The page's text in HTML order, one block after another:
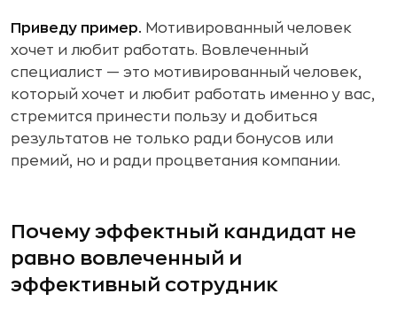
Приведу пример. Мотивированный человек
хочет и любит работать. Вовлеченный
специалист — это мотивированный человек,
который хочет и любит работать именно у вас,
стремится принести пользу и добиться
результатов не только ради бонусов или
премий, но и ради процветания компании.
Почему эффектный кандидат не
равно вовлеченный и
эффективный сотрудник